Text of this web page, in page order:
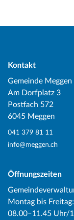
Kontakt
Gemeinde Meggen
Am Dorfplatz 3
Postfach 572
6045 Meggen
041 379 81 11
info@meggen.ch
Öffnungszeiten
Montag bis Freitag:
08.00–11.45 Uhr/